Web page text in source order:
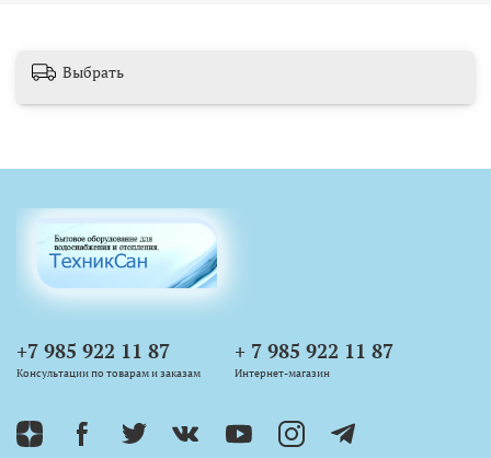
Выбрать
+7 985 922 11 87
Консультации по товарам и заказам
+ 7 985 922 11 87
Интернет-магазин